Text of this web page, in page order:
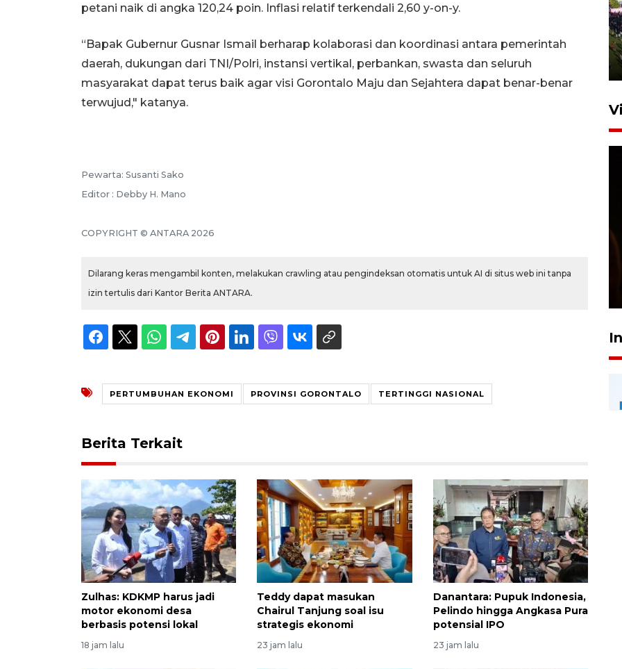
petani naik di angka 120,24 poin. Inflasi relatif terkendali 2,60 y-on-y.
“Bapak Gubernur Gusnar Ismail berharap kolaborasi dan koordinasi antara pemerintah
daerah, dukungan dari TNI/Polri, instansi vertikal, perbankan, swasta dan seluruh
masyarakat dapat terus baik agar visi Gorontalo Maju dan Sejahtera dapat benar-benar
terwujud," katanya.
Pewarta: Susanti Sako
Editor : Debby H. Mano
COPYRIGHT © ANTARA 2026
Dilarang keras mengambil konten, melakukan crawling atau pengindeksan otomatis untuk AI di situs web ini tanpa
izin tertulis dari Kantor Berita ANTARA.
PERTUMBUHAN EKONOMI PROVINSI GORONTALO TERTINGGI NASIONAL
Berita Terkait
Zulhas: KDKMP harus jadi
motor ekonomi desa
berbasis potensi lokal
18 jam lalu
Teddy dapat masukan
Chairul Tanjung soal isu
strategis ekonomi
23 jam lalu
Danantara: Pupuk Indonesia,
Pelindo hingga Angkasa Pura
potensial IPO
23 jam lalu
UPACARA HUT KE-78
GORONTALO
17 Agustus 2023 15:58
Ramadhan